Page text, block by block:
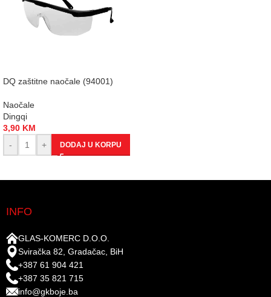
DQ zaštitne naočale (94001)
Naočale
Dingqi
3,90 KM
-
+ DODAJ U KORPU
INFO
GLAS-KOMERC D.O.O.
Sviračka 82, Gradačac, BiH
+387 61 904 421
+387 35 821 715
info@gkboje.ba